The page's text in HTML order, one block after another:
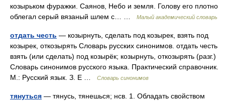
козырьком фуражки. Саянов, Небо и земля. Голову его плотно
облегал серый вязаный шлем с… …
Малый академический словарь
отдать честь — козырнуть, сделать под козырек, взять под
козырек, откозырять Словарь русских синонимов. отдать честь
взять (или сделать) под козырёк; козырнуть, откозырять (разг.)
Словарь синонимов русского языка. Практический справочник.
М.: Русский язык. З. Е …
Словарь синонимов
тянуться — тянусь, тянешься; нсв. 1. Обладать свойством